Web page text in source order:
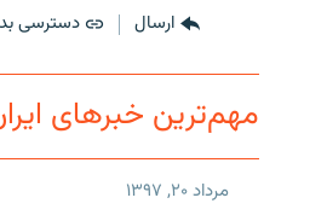
ارسال دسترسی
مهم‌ترین خبرهای
مرداد ۲۰, ۱۳۹۷